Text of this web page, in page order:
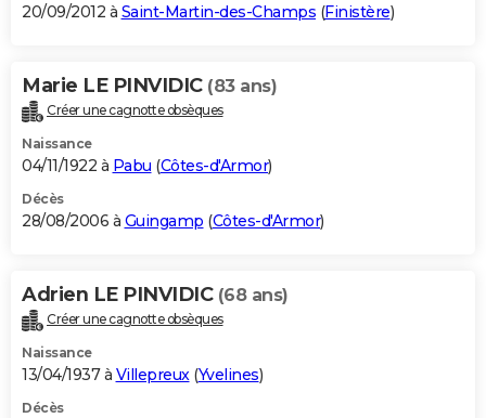
20/09/2012 à Saint-Martin-des-Champs (Finistère)
Marie LE PINVIDIC (83 ans)
Créer une cagnotte obsèques
Naissance
04/11/1922 à Pabu (Côtes-d'Armor)
Décès
28/08/2006 à Guingamp (Côtes-d'Armor)
Adrien LE PINVIDIC (68 ans)
Créer une cagnotte obsèques
Naissance
13/04/1937 à Villepreux(Yvelines)
Décès